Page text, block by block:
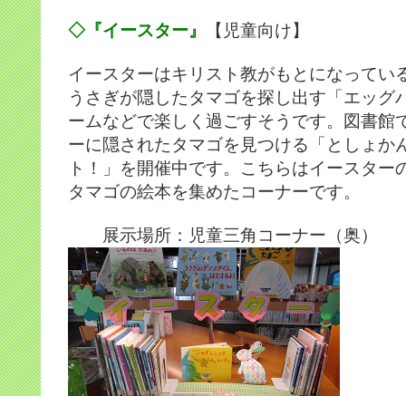
◇『イースター』 【児童向け】
イースターはキリスト教がもとになってい
うさぎが隠したタマゴを探し出す「エッグ
ームなどで楽しく過ごすそうです。図書館
ーに隠されたタマゴを見つける「としょか
ト！」を開催中です。こちらはイースター
タマゴの絵本を集めたコーナーです。
展示場所：児童三角コーナー（奥）